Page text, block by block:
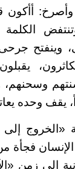
وأصرخ:
وينفتح
وسحنهم،
يقف وحده
«الخروج إلى
فجأة
إلى زمن